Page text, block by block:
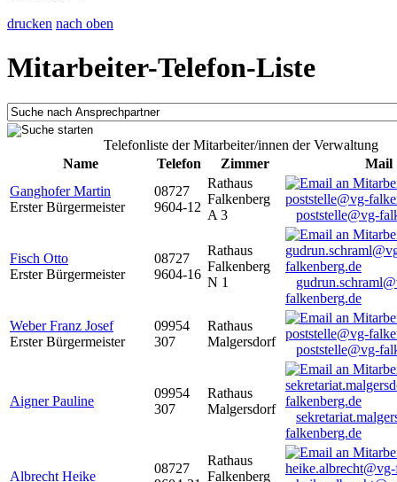
drucken nach oben
Mitarbeiter-Telefon-Liste
Telefonliste der Mitarbeiter/innen der Verwaltung
Name
Telefon Zimmer
Mail
Ganghofer Martin
Erster Bürgermeister
08727
9604-12
Rathaus
Falkenberg
A 3
poststelle@vg-
Fisch Otto
Erster Bürgermeister
08727
9604-16
Rathaus
Falkenberg
N 1
falkenberg.de
Weber Franz Josef
Erster Bürgermeister
09954
307
Rathaus
Malgersdorf
poststelle@vg-
Aigner Pauline
09954
307
Rathaus
Malgersdorf
falkenberg.de
Albrecht Heike
08727
Rathaus
Falkenberg